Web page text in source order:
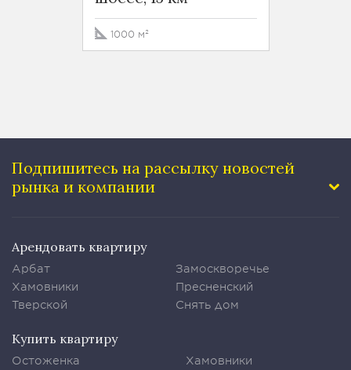
1000 м²
Подпишитесь на рассылку новостей
рынка и компании
Арендовать квартиру
Арбат
Хамовники
Тверской
Замоскворечье
Пресненский
Снять дом
Купить квартиру
Остоженка
Хамовники